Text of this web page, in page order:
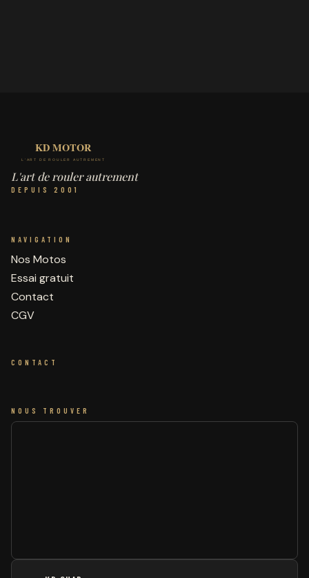
L'art de rouler autrement
DEPUIS 2001
NAVIGATION
Nos Motos
Essai gratuit
Contact
CGV
CONTACT
NOUS TROUVER